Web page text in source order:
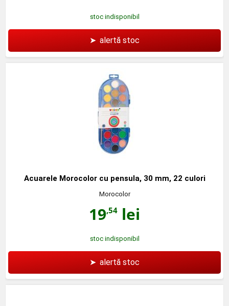
stoc indisponibil
➤ alertă stoc
Acuarele Morocolor cu pensula, 30 mm, 22 culori
Morocolor
19,54 lei
stoc indisponibil
➤ alertă stoc